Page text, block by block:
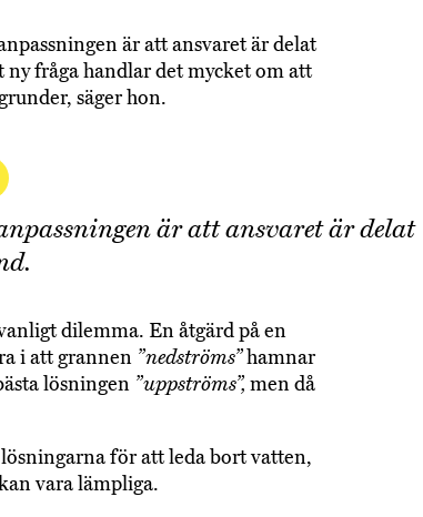
är att ansvaret är delat
fråga handlar det mycket om att
säger hon.
är att ansvaret är delat
dilemma. En åtgärd på en
i att grannen ”nedströms”hamnar
lösningen ”uppströms”, men då
för att leda bort vatten,
vara lämpliga.